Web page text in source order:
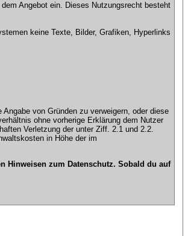
Angebot ein. Dieses Nutzungsrecht besteht
keine Texte, Bilder, Grafiken, Hyperlinks
von Gründen zu verweigern, oder diese
ohne vorherige Erklärung dem Nutzer
Verletzung der unter Ziff. 2.1 und 2.2.
in Höhe der im
Hinweisen zum Datenschutz. Sobald du auf